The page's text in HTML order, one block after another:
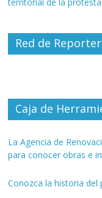
Red de
Caja de
La Agencia de
para conocer obras e
Conozca la historia